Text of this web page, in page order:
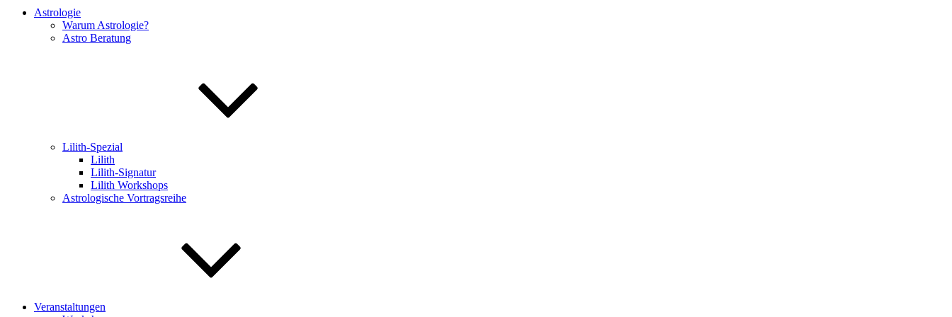
Astrologie
Warum Astrologie?
Astro Beratung
Lilith-Spezial
Lilith
Lilith-Signatur
Lilith Workshops
Astrologische Vortragsreihe
Veranstaltungen